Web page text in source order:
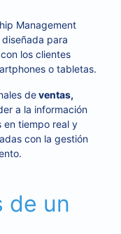
Management
para
con los clientes
o tabletas.
deventas,
a la información
en tiempo real y
con la gestión
de un